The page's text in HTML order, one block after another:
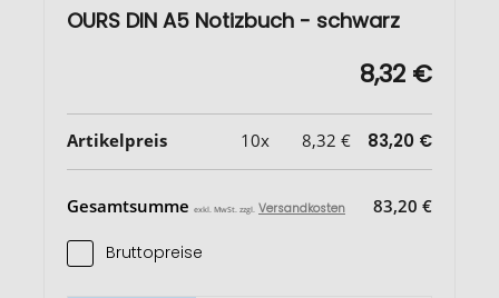
OURS DIN A5 Notizbuch - schwarz
8,32 €
Artikelpreis 10x 8,32 € 83,20 €
Gesamtsumme exkl. MwSt. zzgl. Versandkosten 83,20 €
Bruttopreise